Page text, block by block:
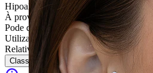
Hipoalergénica
À prova de água
Pode durar a vida toda
Utilização diária
Relativamente fácil
Classificação